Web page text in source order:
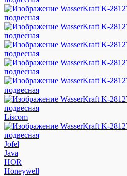
Liscom
Jofel
Java
HOR
Honeywell